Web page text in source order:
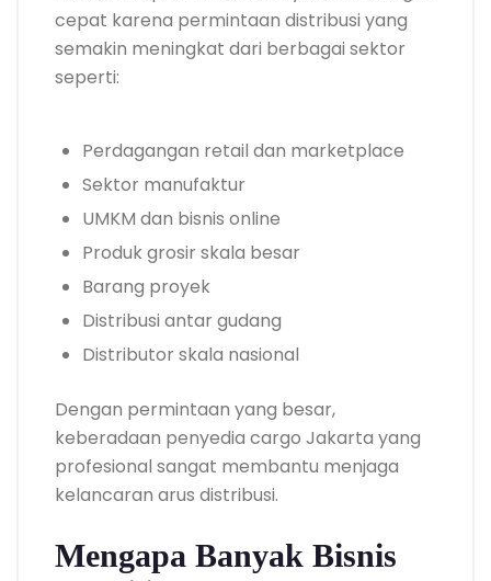
cepat karena permintaan distribusi yang
semakin meningkat dari berbagai sektor
seperti:
Perdagangan retail dan marketplace
Sektor manufaktur
UMKM dan bisnis online
Produk grosir skala besar
Barang proyek
Distribusi antar gudang
Distributor skala nasional
Dengan permintaan yang besar,
keberadaan penyedia cargo Jakarta yang
profesional sangat membantu menjaga
kelancaran arus distribusi.
Mengapa Banyak Bisnis